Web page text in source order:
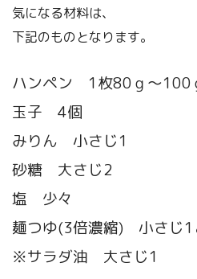
気になる材料は、
下記のものとなります。
ハンペン 1枚80ｇ～100
玉子 4個
みりん 小さじ1
砂糖 大さじ2
塩 少々
麺つゆ(3倍濃縮) 小さじ
※サラダ油 大さじ1